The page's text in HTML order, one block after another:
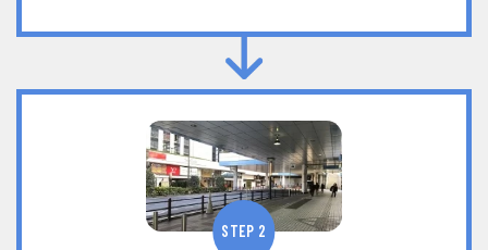
STEP 2